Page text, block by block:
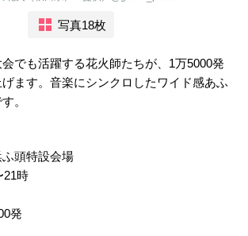
写真18枚
でも活躍する花火師たちが、1万5000発
ます。音楽にシンクロしたワイド感あふ
。
頭特設会場
21時
発